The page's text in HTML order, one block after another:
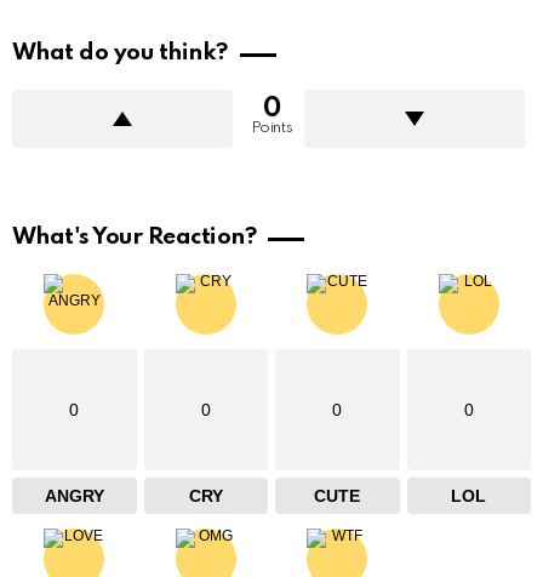
What do you think?
0
Points
What's Your Reaction?
0
ANGRY
0
CRY
0
CUTE
0
LOL